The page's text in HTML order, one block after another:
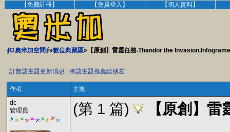
【免費註冊】 【會員登入】 【個人資料】
∮Ω奧米加空間∮»數位典藏區»【原創】雷霆任務.Thandor the
訂覽該主題更新消息 將該主題推薦給朋友
作者
主題
dc
管理員
(第 1 篇) 【原創】